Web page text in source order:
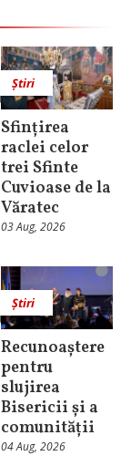
Știri
Sfințirea
raclei celor
trei Sfinte
Cuvioase de la
Văratec
03 Aug, 2026
Știri
Recunoaștere
pentru
slujirea
Bisericii și a
comunității
04 Aug, 2026